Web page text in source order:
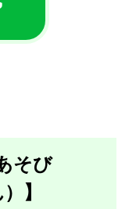
そび
】